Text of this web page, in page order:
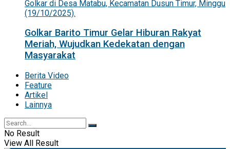
Golkar Barito Timur Gelar Hiburan Rakyat
Meriah, Wujudkan Kedekatan dengan
Masyarakat
Berita Video
Feature
Artikel
Lainnya
No Result
View All Result